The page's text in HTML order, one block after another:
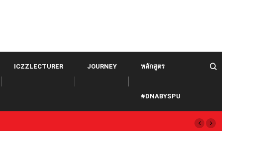
ICZZLECTURER JOURNEY หลักสูตร
#DNABYSPU